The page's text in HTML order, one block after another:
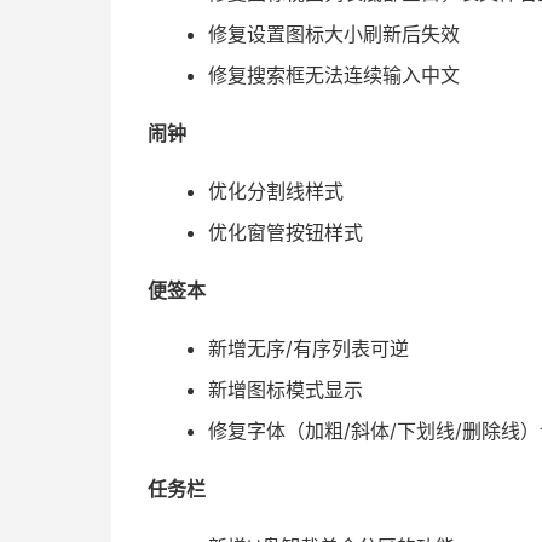
修复设置图标大小刷新后失效
修复搜索框无法连续输入中文
闹钟
优化分割线样式
优化窗管按钮样式
便签本
新增无序/有序列表可逆
新增图标模式显示
修复字体（加粗/斜体/下划线/删除线
任务栏